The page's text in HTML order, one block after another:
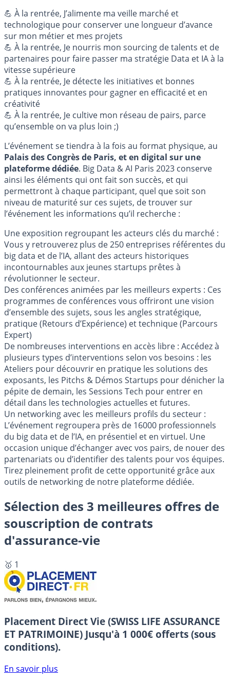
💪 À la rentrée, J’alimente ma veille marché et
technologique pour conserver une longueur d’avance
sur mon métier et mes projets
💪 À la rentrée, Je nourris mon sourcing de talents et de
partenaires pour faire passer ma stratégie Data et IA à la
vitesse supérieure
💪 À la rentrée, Je détecte les initiatives et bonnes
pratiques innovantes pour gagner en efficacité et en
créativité
💪 À la rentrée, Je cultive mon réseau de pairs, parce
qu’ensemble on va plus loin ;)
L’événement se tiendra à la fois au format physique, au
Palais des Congrès de Paris, et en digital sur une
plateforme dédiée. Big Data & AI Paris 2023 conserve
ainsi les éléments qui ont fait son succès, et qui
permettront à chaque participant, quel que soit son
niveau de maturité sur ces sujets, de trouver sur
l’événement les informations qu’il recherche :
Une exposition regroupant les acteurs clés du marché :
Vous y retrouverez plus de 250 entreprises référentes du
big data et de l’IA, allant des acteurs historiques
incontournables aux jeunes startups prêtes à
révolutionner le secteur.
Des conférences animées par les meilleurs experts : Ces
programmes de conférences vous offriront une vision
d’ensemble des sujets, sous les angles stratégique,
pratique (Retours d’Expérience) et technique (Parcours
Expert)
De nombreuses interventions en accès libre : Accédez à
plusieurs types d’interventions selon vos besoins : les
Ateliers pour découvrir en pratique les solutions des
exposants, les Pitchs & Démos Startups pour dénicher la
pépite de demain, les Sessions Tech pour entrer en
détail dans les technologies actuelles et futures.
Un networking avec les meilleurs profils du secteur :
L’événement regroupera près de 16000 professionnels
du big data et de l’IA, en présentiel et en virtuel. Une
occasion unique d’échanger avec vos pairs, de nouer des
partenariats ou d’identifier des talents pour vos équipes.
Tirez pleinement profit de cette opportunité grâce aux
outils de networking de notre plateforme dédiée.
Sélection des 3 meilleures offres de
souscription de contrats
d'assurance-vie
🥇 1
Placement Direct Vie (SWISS LIFE ASSURANCE
ET PATRIMOINE) Jusqu'à 1 000€ offerts (sous
conditions).
En savoir plus